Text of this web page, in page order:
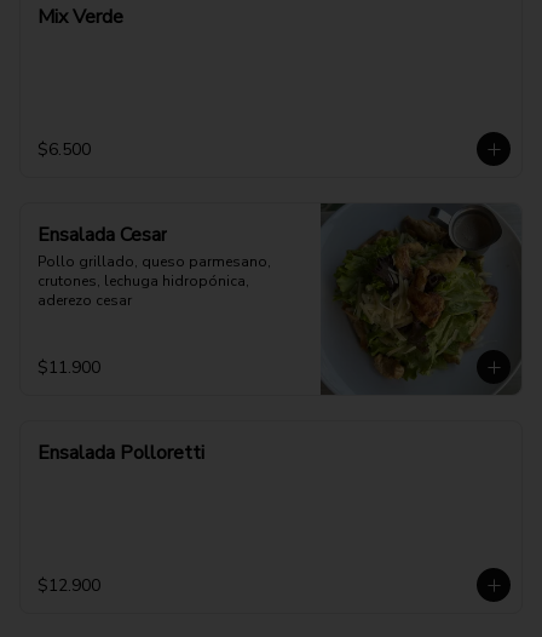
Mix Verde
$6.500
Ensalada Cesar
Pollo grillado, queso parmesano,
crutones, lechuga hidropónica,
aderezo cesar
$11.900
Ensalada Polloretti
$12.900